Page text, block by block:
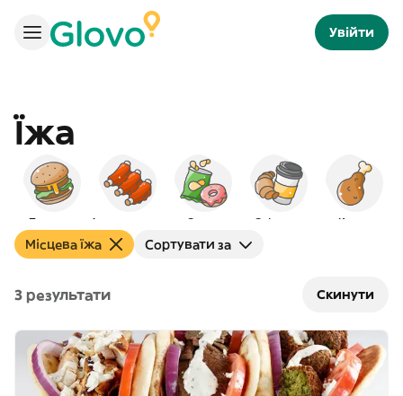
Увійти
Їжа
Бургери Снеки Сніданок Курка
Місцева їжа Сортувати за
3 результати Скинути